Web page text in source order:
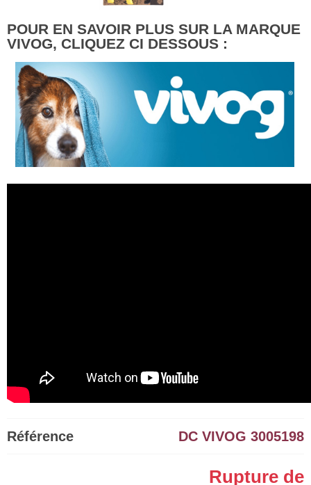
POUR EN SAVOIR PLUS SUR LA MARQUE
VIVOG, CLIQUEZ CI DESSOUS :
Référence DC VIVOG 3005198
Rupture de